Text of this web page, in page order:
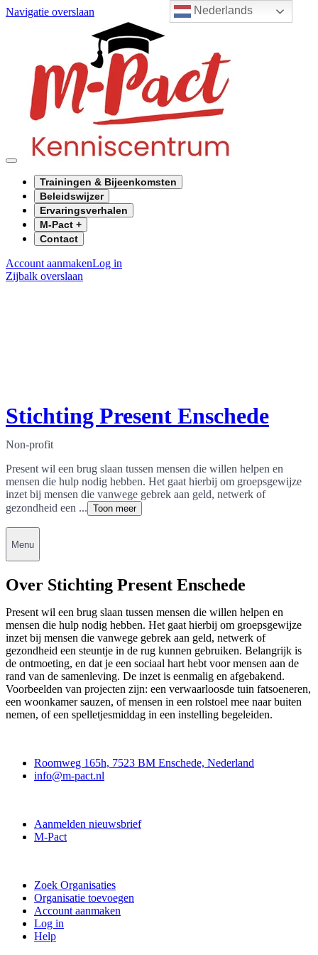
Nederlands
Navigatie overslaan
Trainingen & Bijeenkomsten
Beleidswijzer
Ervaringsverhalen
M-Pact +
Contact
Account aanmakenLog in
Zijbalk overslaan
Stichting Present Enschede
Non-profit
Present wil een brug slaan tussen mensen die willen helpen en
mensen die hulp nodig hebben. Het gaat hierbij om groepsgewijze
inzet bij mensen die vanwege gebrek aan geld, netwerk of
gezondheid een ... Toon meer
Menu
Over Stichting Present Enschede
Present wil een brug slaan tussen mensen die willen helpen en
mensen die hulp nodig hebben. Het gaat hierbij om groepsgewijze
inzet bij mensen die vanwege gebrek aan geld, netwerk of
gezondheid een steuntje in de rug kunnen gebruiken. Belangrijk is
de ontmoeting, en dat je een sociaal hart hebt voor mensen aan de
rand van de samenleving. De inzet is eenmalig en afgebakend.
Voorbeelden van projecten zijn: een verwaarloosde tuin fatsoeneren,
een woonkamer sauzen, of mensen in een rolstoel mee naar buiten
nemen, of een spelletjesmiddag in een instelling begeleiden.
Roomweg 165h, 7523 BM Enschede, Nederland
info@m-pact.nl
Aanmelden nieuwsbrief
M-Pact
Zoek Organisaties
Organisatie toevoegen
Account aanmaken
Log in
Help